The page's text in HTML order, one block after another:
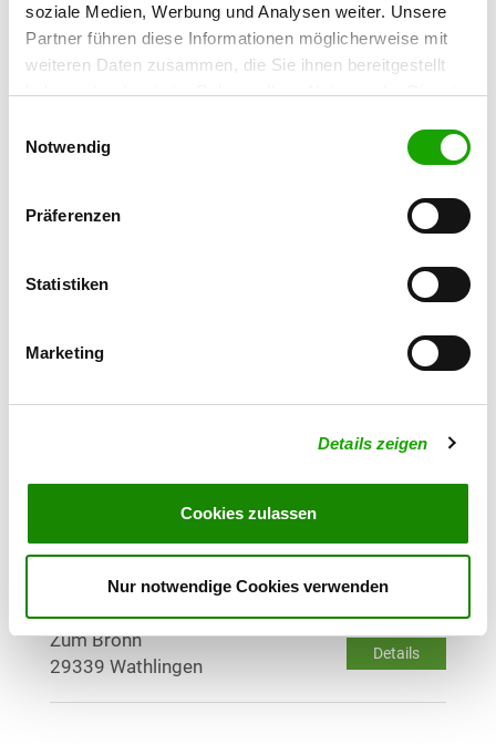
soziale Medien, Werbung und Analysen weiter. Unsere
Partner führen diese Informationen möglicherweise mit
weiteren Daten zusammen, die Sie ihnen bereitgestellt
haben oder die sie im Rahmen Ihrer Nutzung der Dienste
Cookies, wenn Sie unsere Webseite weiterhin nutzen.
Notwendig
Präferenzen
Statistiken
Marketing
Details zeigen
Cookies zulassen
Nur notwendige Cookies verwenden
29223 Celle
29313 Hambühren OT Oldau
OG - Langenhagen/Hann.
30853 Langenhagen
OG - Lehrte/Hann. e.V.
Details
OG - Mellendorf/Wedemark e.V.
Brelinger Str. 50
30900 Wedemark-Mellendorf
OG - Wathlingen/Celle-Land e.V.
Details
Zum Bröhn
29339 Wathlingen